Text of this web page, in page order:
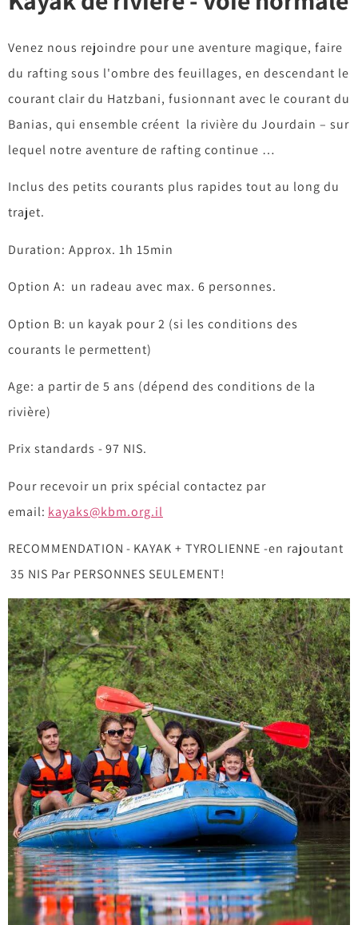
Venez nous rejoindre pour une aventure magique, faire
du rafting sous l'ombre des feuillages, en descendant le
courant clair du Hatzbani, fusionnant avec le courant du
Banias, qui ensemble créent la rivière du Jourdain – sur
lequel notre aventure de rafting continue …
Inclus des petits courants plus rapides tout au long du
trajet.
Duration: Approx. 1h 15min
Option A: un radeau avec max. 6 personnes.
Option B: un kayak pour 2 (si les conditions des
courants le permettent)
Age: a partir de 5 ans (dépend des conditions de la
rivière)
Prix standards - 97 NIS.
Pour recevoir un prix spécial contactez par
email: kayaks@kbm.org.il
RECOMMENDATION - KAYAK + TYROLIENNE -en rajoutant
35 NIS Par PERSONNES SEULEMENT!